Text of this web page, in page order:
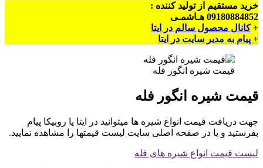
خرید مستقیم از تولید کننده :
09180884852 هـاشمـی
+کانال محصول سالم در ایتا
+ پیام به مدیر سایت در ایتا
قیمت شیره انگور فله
قیمت شیره انگور فله
جهت دریافت قیمت انواع شیره ها میتوانید در ایتا یا روبیکا پیام
بفرستید و یا در صفحه اصلی سایت لیست قیمتها را مشاهده نمایید.
لیست قیمت انواع شیره های فله